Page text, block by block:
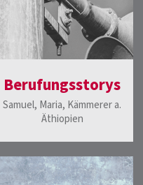
Berufungsstorys
Samuel, Maria, Kämmerer a.
Äthiopien